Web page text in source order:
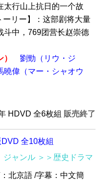
太行山上抗日的一个故
リー】：这部剧将大量
斗中，769团营长赵崇德
劉勁（リウ・ジ
曉偉（マー・シャオウ
HDVD 全6枚組 販売終了
DVD 全10枚組
ジャンル ＞＞歴史ドラマ
北京語 /字幕：中文簡